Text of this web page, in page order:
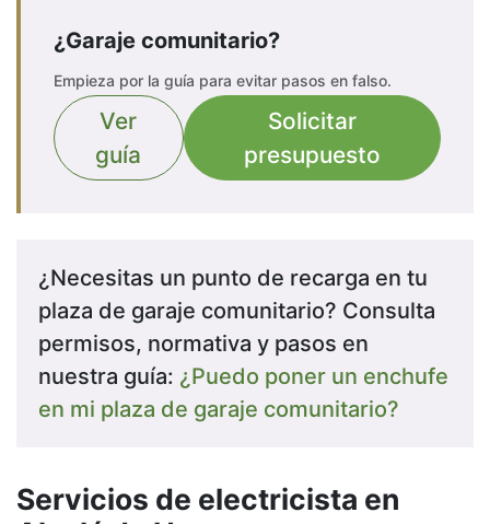
¿Garaje comunitario?
Empieza por la guía para evitar pasos en falso.
Ver
guía
Solicitar
presupuesto
¿Necesitas un punto de recarga en tu
plaza de garaje comunitario? Consulta
permisos, normativa y pasos en
nuestra guía: ¿Puedo poner un enchufe
en mi plaza de garaje comunitario?
Servicios de electricista en